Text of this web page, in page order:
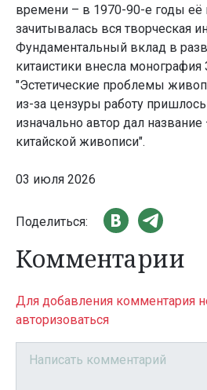
времени – в 1970-90-е годы её
зачитывалась вся творческая
Фундаментальный вклад в
китаистики внесла монография
"Эстетические проблемы
из-за цензуры работу
изначально автор дал
китайской живописи".
03 июля 2026
Поделиться:
Комментарии
Для добавления комментария
авторизоваться